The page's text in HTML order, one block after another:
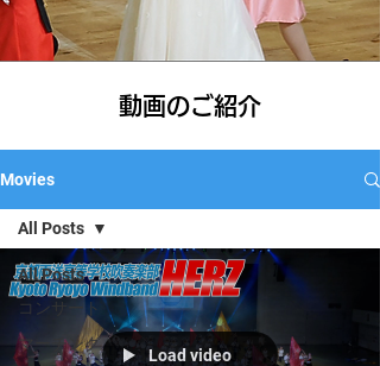
​動画のご紹介
Movies
All Posts
コンサート
マーチング
All Posts
Load video